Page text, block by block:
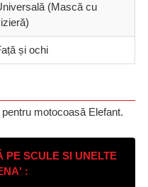
(Mască cu
și ochi
motocoasă Elefant.
PE SCULE SI UNELTE
: